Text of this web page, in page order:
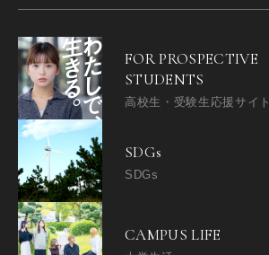
FOR PROSPECTIVE
STUDENTS
高校生・受験生応援サイト
SDGs
SDGs
CAMPUS LIFE